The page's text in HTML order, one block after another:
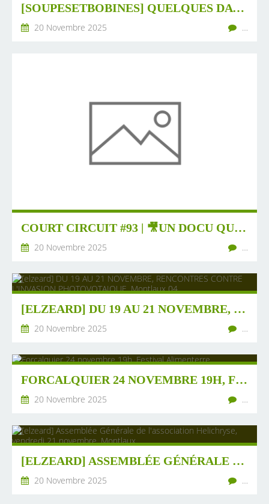
[SOUPESETBOBINES] QUELQUES DATES ET INFORMATIONS D'ICI ET D'AILLEURS (#23-2025)
20 Novembre 2025 …
COURT CIRCUIT #93 | 🎥UN DOCU QUI MET L'ÉNERGIE CITOYENNE EN LUMIÈRE | 📺REPLAY WEBINAIRE INVESTIR RURAL ET SOLIDAIRE | 🎂LES 10 ANS DU RÉSEAU RÉGIONAL IDF | ...
20 Novembre 2025 …
[ELZEARD] DU 19 AU 21 NOVEMBRE, RENCONTRES CONTRE L'INVASION PHOTOVOTAIQUE, MONTLAUX 04
20 Novembre 2025 …
FORCALQUIER 24 NOVEMBRE 19H, FESTIVAL ALIMENTERRE
20 Novembre 2025 …
[ELZEARD] ASSEMBLÉE GÉNÉRALE DE L'ASSOCIATION HELICHRYSE, VENDREDI 21 NOVEMBRE. MONTLAUX
20 Novembre 2025 …